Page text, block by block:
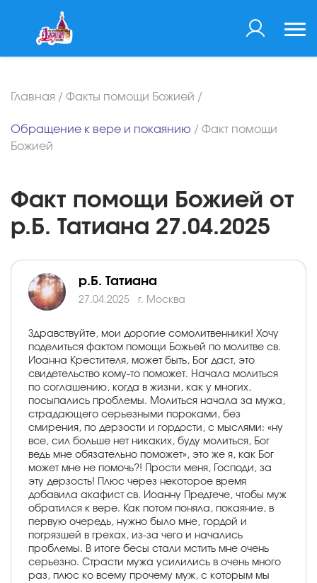
Главная / Факты помощи Божией /
Обращение к вере и покаянию / Факт помощи
Божией
Факт помощи Божией от
р.Б. Татиана 27.04.2025
р.Б. Татиана
27.04.2025 г. Москва
Здравствуйте, мои дорогие сомолитвенники! Хочу
поделиться фактом помощи Божьей по молитве св.
Иоанна Крестителя, может быть, Бог даст, это
свидетельство кому-то поможет. Начала молиться
по соглашению, когда в жизни, как у многих,
посыпались проблемы. Молиться начала за мужа,
страдающего серьезными пороками, без
смирения, по дерзости и гордости, с мыслями: «ну
все, сил больше нет никаких, буду молиться, Бог
ведь мне обязательно поможет», это же я, как Бог
может мне не помочь?! Прости меня, Господи, за
эту дерзость! Плюс через некоторое время
добавила акафист св. Иоанну Предтече, чтобы муж
обратился к вере. Как потом поняла, покаяние, в
первую очередь, нужно было мне, гордой и
погрязшей в грехах, из-за чего и начались
проблемы. В итоге бесы стали мстить мне очень
серьезно. Страсти мужа усилились в очень много
раз, плюс ко всему прочему муж, с которым мы